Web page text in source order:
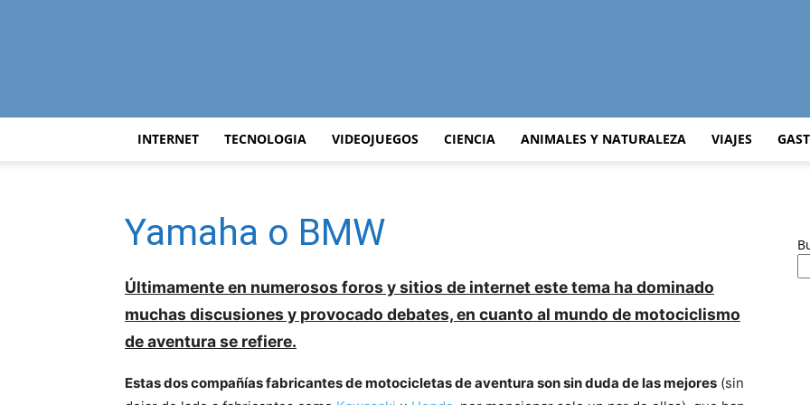
Curiosidades
INTERNET TECNOLOGIA VIDEOJUEGOS CIENCIA ANIMALES Y NATURALEZA VIAJES
Yamaha o BMW
Últimamente en numerosos foros y sitios de internet este tema ha dominado
muchas discusiones y provocado debates, en cuanto al mundo de motociclismo
de aventura se refiere.
Estas dos compañías fabricantes de motocicletas de aventura son sin duda de las mejores (sin